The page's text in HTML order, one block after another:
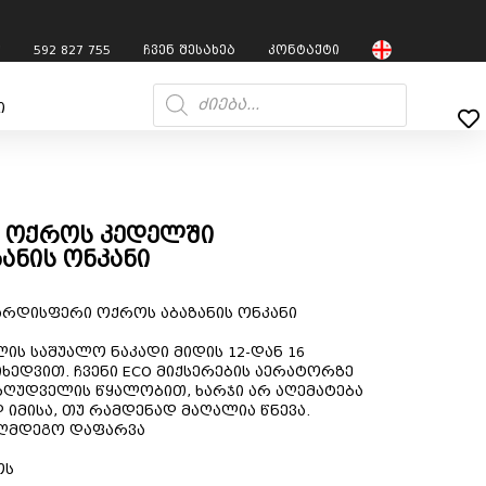
592 827 755 ჩვენ შესახებ კონტაქტი
ოქროს კედელში
ონკანი
ოქროს აბაზანის ონკანი
საშუალო ნაკადი მიდის 12-დან 16
ჩვენი ECO მიქსერების აერატორზე
წყალობით, ხარჯი არ აღემატება
თუ რამდენად მაღალია წნევა.
დაფარვა